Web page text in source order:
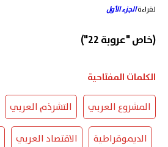
لقراءةالجزء الأول
(خاص "عروبة 22")
الكلمات المفتاحية
المشروع العربي التشرذم العربي
الديموقراطية الاقتصاد العربي